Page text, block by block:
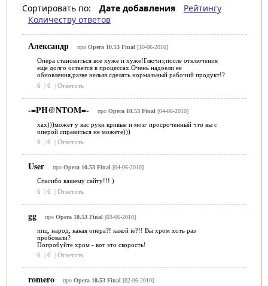
Сортировать по: Дате добавления
Рейтингу
Количеству ответов
Александр про Opera 10.53 Final [10-06-2010]
Опера становиться все хуже и хуже!Глючит,после отключения
еще долго остается в процессах.Очень надоели ее
обновления,разве нельзя сделать нормальный рабочий продукт!?
6
| 6 | Ответить
-=PH@NTOM=- про Opera 10.53 Final [04-06-2010]
хах)))может у вас руки кривые и мозг просроченный что вы с
оперой справиться не можете)))
6
| 6 | Ответить
User про Opera 10.53 Final [04-06-2010]
Спасибо вашему сайту!!! )
6
| 6 | Ответить
gg про Opera 10.53 Final [03-06-2010]
ппц, народ, какая опера?! какой ie?!! Вы хром хоть раз
пробовали?
Попробуйте хром - вот это скорость!
6
| 6 | Ответить
romero про Opera 10.53 Final [02-06-2010]